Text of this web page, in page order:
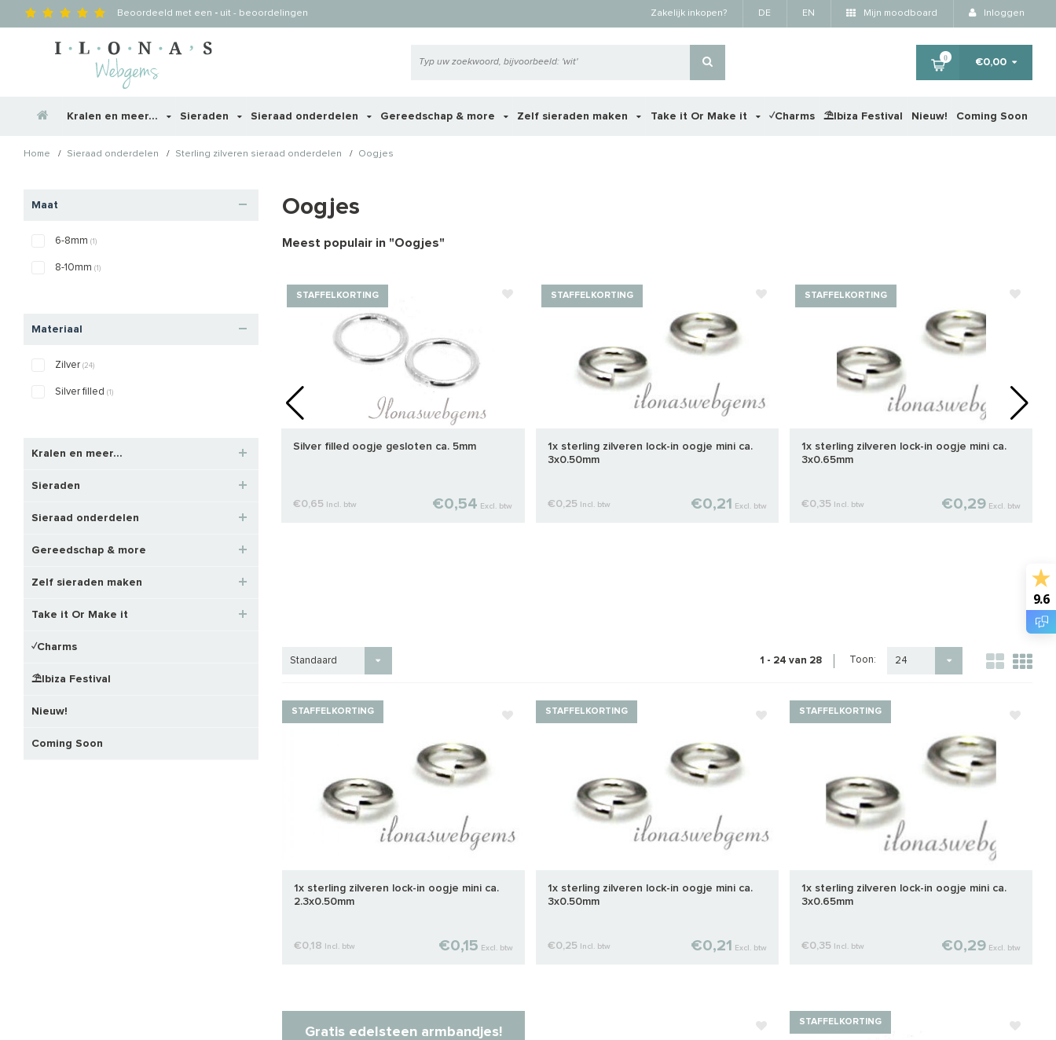
Beoordeeld met een - uit - beoordelingen Zakelijk inkopen? DE EN Mijn moodboard Inloggen
0 €0,00
Kralen en meer... Sieraden Sieraad onderdelen Gereedschap & more Zelf sieraden maken Take it Or Make it ✓Charms ⛱️Ibiza Festival Nieuw! Coming Soon
Home / Sieraad onderdelen / Sterling zilveren sieraad onderdelen / Oogjes
Maat
6-8mm (1)
8-10mm (1)
Materiaal
Zilver (24)
Silver filled (1)
Kralen en meer...
Sieraden
Sieraad onderdelen
Gereedschap & more
Zelf sieraden maken
Take it Or Make it
✓Charms
⛱️Ibiza Festival
Nieuw!
Coming Soon
Oogjes
Meest populair in "Oogjes"
3.5x0.7mm
STAFFELKORTING
Silver filled oogje gesloten ca. 5mm
€0,65 Incl. btw €0,54 Excl. btw
STAFFELKORTING
1x sterling zilveren lock-in oogje mini ca.
3x0.50mm
€0,25 Incl. btw €0,21 Excl. btw
STAFFELKORTING
1x sterling zilveren lock-in oogje mini ca.
3x0.65mm
€0,35 Incl. btw €0,29 Excl. btw
Standaard 1 - 24 van 28 Toon: 24
STAFFELKORTING
1x sterling zilveren lock-in oogje mini ca.
2.3x0.50mm
€0,18 Incl. btw €0,15 Excl. btw
STAFFELKORTING
1x sterling zilveren lock-in oogje mini ca.
3x0.50mm
€0,25 Incl. btw €0,21 Excl. btw
STAFFELKORTING
1x sterling zilveren lock-in oogje mini ca.
3x0.65mm
€0,35 Incl. btw €0,29 Excl. btw
Gratis edelsteen armbandjes!
STAFFELKORTING
9.6